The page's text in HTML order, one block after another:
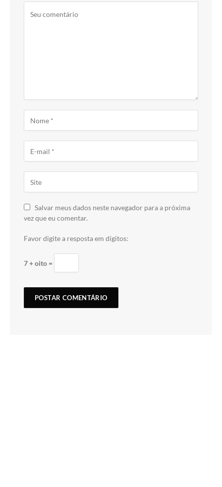
Salvar meus dados neste navegador para a próxima
vez que eu comentar.
Favor digite a resposta em dígitos:
7 + oito =